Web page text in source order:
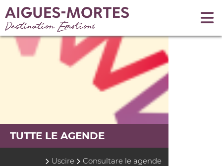
TUTTE LE AGENDE
Uscire Consultare le agende